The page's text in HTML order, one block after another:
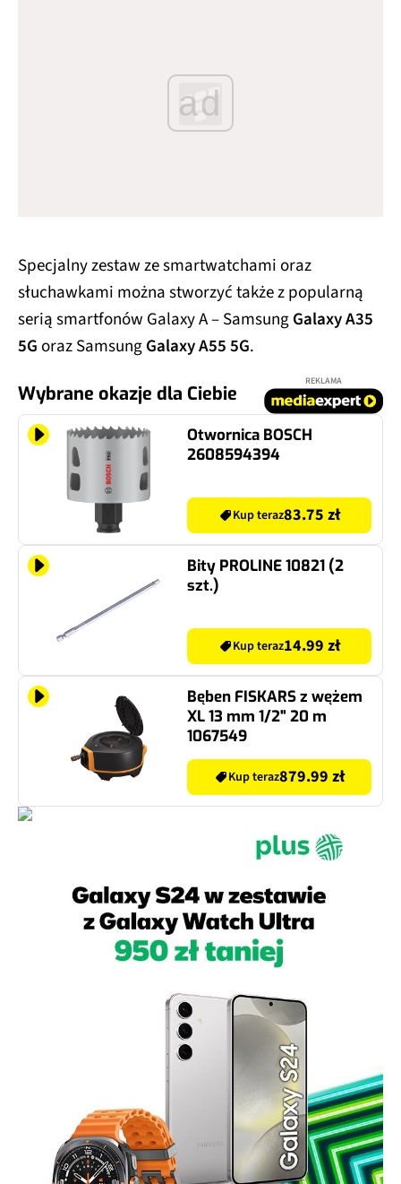
ad
Specjalny zestaw ze smartwatchami oraz
słuchawkami można stworzyć także z popularną
serią smartfonów Galaxy A – SamsungGalaxy A35
5Goraz SamsungGalaxy A55 5G.
Wybrane okazje dla Ciebie
REKLAMA
Otwornica BOSCH
2608594394
Kup teraz83.75 zł
Bity PROLINE 10821 (2
szt.)
Kup teraz14.99 zł
Bęben FISKARS z wężem
XL 13 mm 1/2" 20 m
1067549
Kup teraz879.99 zł